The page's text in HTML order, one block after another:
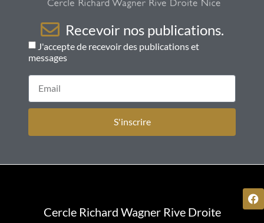
Recevoir nos publications.
J'accepte de recevoir des publications et
messages
S'inscrire
Cercle Richard Wagner Rive Droite